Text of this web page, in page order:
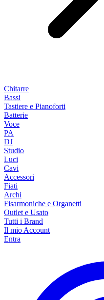
Chitarre
Bassi
Tastiere e Pianoforti
Batterie
Voce
PA
DJ
Studio
Luci
Cavi
Accessori
Fiati
Archi
Fisarmoniche e Organetti
Outlet e Usato
Tutti i Brand
Il mio Account
Entra